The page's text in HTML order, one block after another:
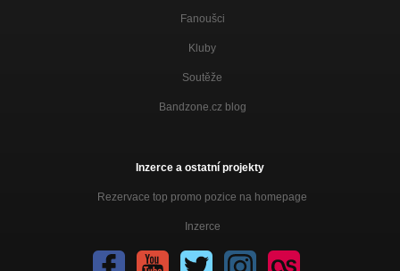
Fanoušci
Kluby
Soutěže
Bandzone.cz blog
Inzerce a ostatní projekty
Rezervace top promo pozice na homepage
Inzerce